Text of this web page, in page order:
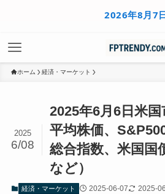
2026年8月7日の経
ホーム 経済・マーケット
2025年6月6日米
平均株価、
総合指数、米国国
など）
2025
6/08
経済・マーケット 2025-06-07 2025-